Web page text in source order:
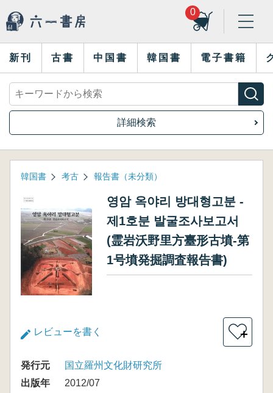
0
新刊 古書 中国書 韓国書 電子書籍
詳細検索
韓国書 考古 報告書（未分類）
영암 옥야리 방대형고분 ‐
제1호분 발굴조사보고서
(霊岩沃野里方臺形古墳-第
1号墳発掘調査報告書)
レビューを書く ＋
発行元
国立羅州文化財研究所
出版年
2012/07